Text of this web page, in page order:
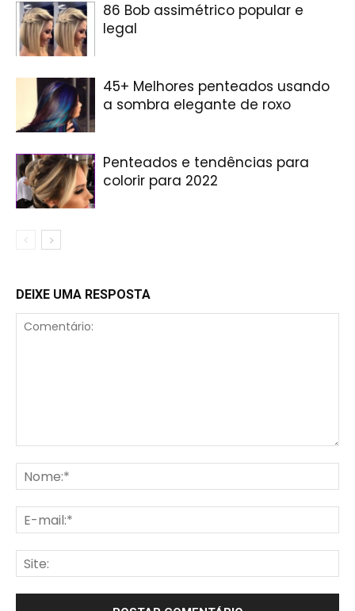
86 Bob assimétrico popular e
legal
45+ Melhores penteados usando
a sombra elegante de roxo
Penteados e tendências para
colorir para 2022
DEIXE UMA RESPOSTA